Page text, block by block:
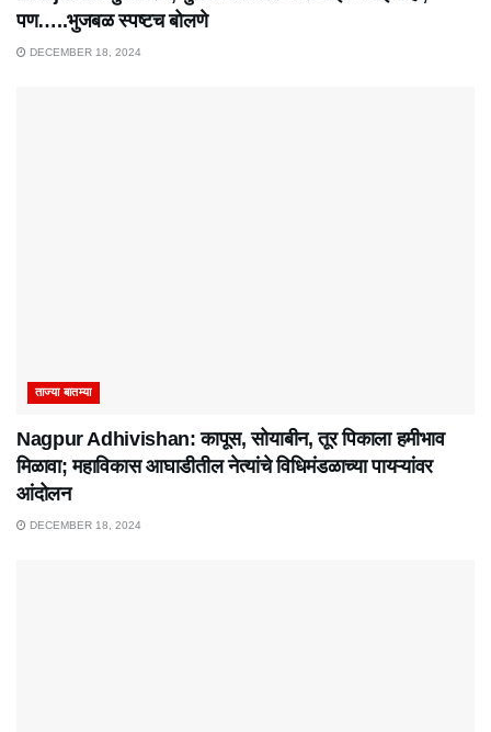
पण…..भुजबळ स्पष्टच बोलणे
DECEMBER 18, 2024
ताज्या बातम्या
Nagpur Adhivishan: कापूस, सोयाबीन, तूर पिकाला हमीभाव
मिळावा; महाविकास आघाडीतील नेत्यांचे विधिमंडळाच्या पायऱ्यांवर
आंदोलन
DECEMBER 18, 2024